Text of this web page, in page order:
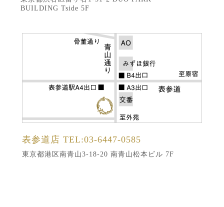
BUILDING Tside 5F
表参道店 TEL:03-6447-0585
東京都港区南青山3-18-20 南青山松本ビル 7F